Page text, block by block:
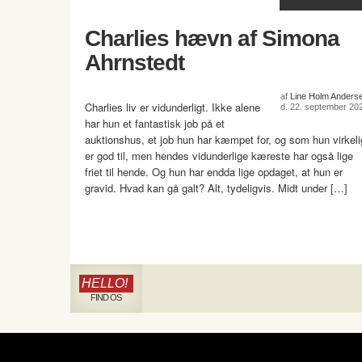
Charlies hævn af Simona
Ahrnstedt
af
Line Holm
d. 22. september
Charlies liv er vidunderligt. Ikke alene
har hun et fantastisk job på et
auktionshus, et job hun har kæmpet for, og som hun
er god til, men hendes vidunderlige kæreste har også lige
friet til hende. Og hun har endda lige opdaget, at hun er
gravid. Hvad kan gå galt? Alt, tydeligvis. Midt under […]
HELLO!
FIND OS